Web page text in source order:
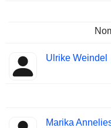
Ulrike Weindel
Marika